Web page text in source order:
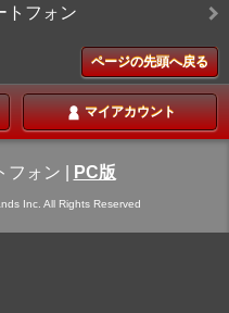
トフォン
ページの先頭へ戻る
マイアカウント
フォン PC版
Inc. All Rights Reserved